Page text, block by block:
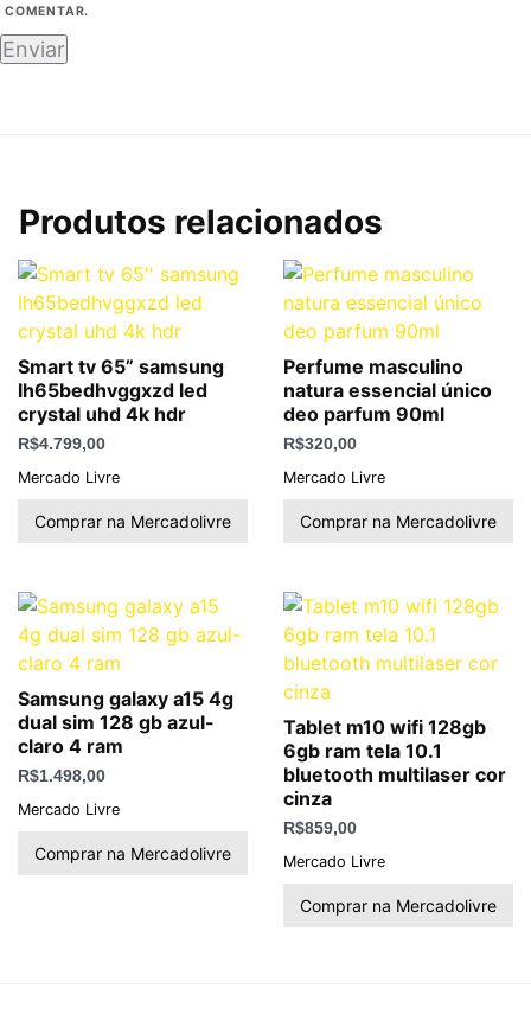
COMENTAR.
Produtos relacionados
Smart tv 65” samsung
lh65bedhvggxzd led
crystal uhd 4k hdr
R$4.799,00
Mercado Livre
Comprar na Mercadolivre
Perfume masculino
natura essencial único
deo parfum 90ml
R$320,00
Mercado Livre
Comprar na Mercadolivre
Samsung galaxy a15 4g
dual sim 128 gb azul-
claro 4 ram
R$1.498,00
Mercado Livre
Comprar na Mercadolivre
Tablet m10 wifi 128gb
6gb ram tela 10.1
bluetooth multilaser cor
cinza
R$859,00
Mercado Livre
Comprar na Mercadolivre